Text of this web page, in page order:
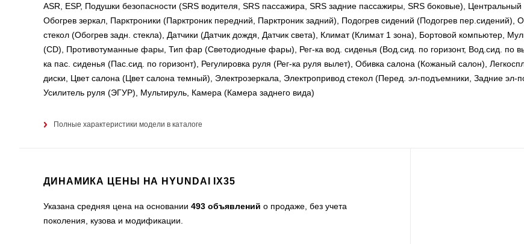
ASR, ESP, Подушки безопасности (SRS водителя, SRS пассажира, SRS задние пассажиры, SRS боковые), Центральный
Обогрев зеркал, Парктроники (Парктроник передний, Парктроник задний), Подогрев сидений (Подогрев пер.сидений),
стекол (Обогрев задн. стекла), Датчики (Датчик дождя, Датчик света), Климат (Климат 1 зона), Бортовой компьютер,
(CD), Противотуманные фары, Тип фар (Светодиодные фары), Рег-ка вод. сиденья (Вод.сид. по горизонт, Вод.сид. по
ка пас. сиденья (Пас.сид. по горизонт), Регулировка руля (Рег-ка руля вылет), Обивка салона (Кожаный салон),
диски, Цвет салона (Цвет салона темный), Электрозеркала, Электропривод стекол (Перед. эл-подъемники, Задние эл-
Усилитель руля (ЭГУР), Мультируль, Камера (Камера заднего вида)
Полные характеристики модели в каталоге
ДИНАМИКА ЦЕНЫ НА HYUNDAI IX35
Указана средняя цена на основании 493 объявлений о продаже, без учета
поколения, кузова и модификации.